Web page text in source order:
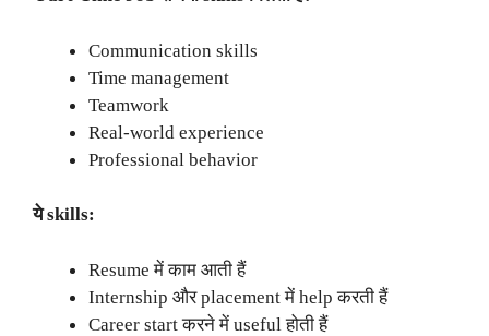
Communication skills
Time management
Teamwork
Real-world experience
Professional behavior
ये skills:
Resume में काम आती हैं
Internship और placement में help करती हैं
Career start करने में useful होती हैं